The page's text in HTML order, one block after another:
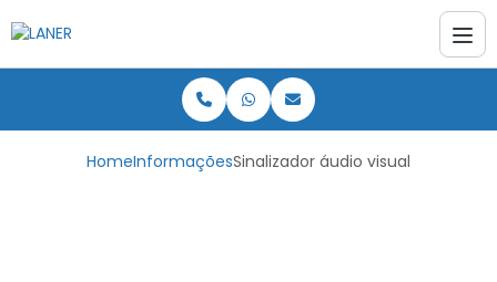
HomeInformaçõesSinalizador áudio visual